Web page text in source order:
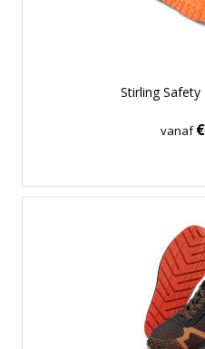
Stirling
vanaf